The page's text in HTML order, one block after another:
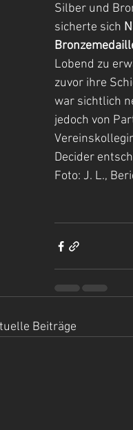
Silber und
sicherte sich
Lobend zu
zuvor ihre
war sichtlich
jedoch von
Decider
Foto: J. L.,
Beiträge